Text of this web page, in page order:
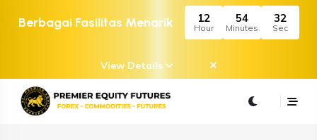
Berbagai Fasilitas Menarik 12
Hour
54
Minutes
32
Sec
View Details